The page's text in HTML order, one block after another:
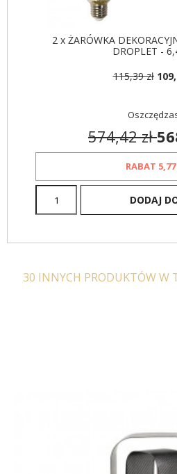
1 122,46 zł
2 x ŻARÓWKA
DROPLET -
115,39 zł
574,42 zł
RABAT 5,77
DODAJ
30 INNYCH PRODUKTÓW W